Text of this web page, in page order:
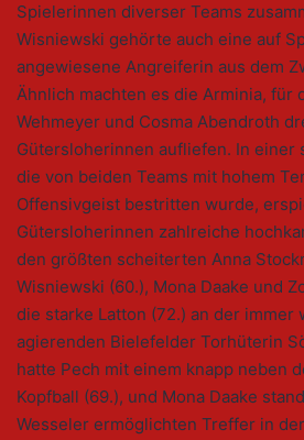
Spielerinnen diverser Teams
Wisniewski gehörte auch eine auf
angewiesene Angreiferin aus dem
Ähnlich machten es die Arminia, für
Wehmeyer und Cosma Abendroth
Gütersloherinnen aufliefen. In einer
die von beiden Teams mit hohem
Offensivgeist bestritten wurde,
Gütersloherinnen zahlreiche
den größten scheiterten Anna
Wisniewski (60.), Mona Daake und
die starke Latton (72.) an der immer
agierenden Bielefelder Torhüterin
hatte Pech mit einem knapp neben
Kopfball (69.), und Mona Daake
Wesseler ermöglichten Treffer in